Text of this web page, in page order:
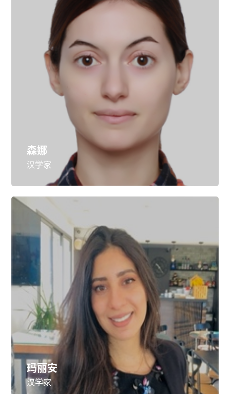
森娜
汉学家
玛丽安
汉学家